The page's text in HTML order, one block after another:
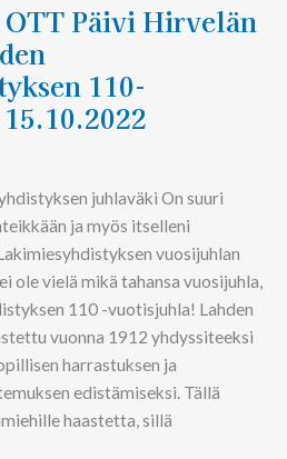
OTT Päivi Hirvelän
110-
juhlaväki On suuri
ja myös itselleni
vuosijuhlan
ole vielä mikä tahansa vuosijuhla,
110 -vuotisjuhla! Lahden
vuonna 1912 yhdyssiteeksi
harrastuksen ja
edistämiseksi. Tällä
haastetta, sillä